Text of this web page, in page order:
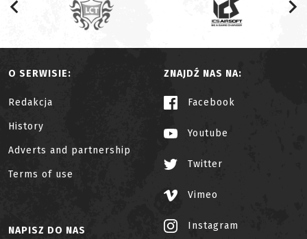
O SERWISIE:
Redakcja
History
Adverts and partnership
Terms of use
ZNAJDŹ NAS NA:
Facebook
Youtube
Twitter
Vimeo
Instagram
NAPISZ DO NAS